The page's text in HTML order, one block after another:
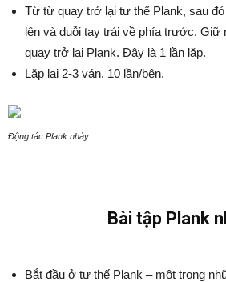
Từ từ quay trở lại tư thế Plank, sau
lên và duỗi tay trái về phía trước. Giữ
quay trở lại Plank. Đây là 1 lần lặp.
Lặp lại 2-3 ván, 10 lần/bên.
Động tác Plank nhảy
Bài tập Plank
Bắt đầu ở tư thế Plank – một trong